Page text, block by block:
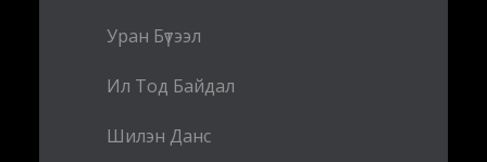
Уран Бүтээл
Ил Тод Байдал
Шилэн Данс